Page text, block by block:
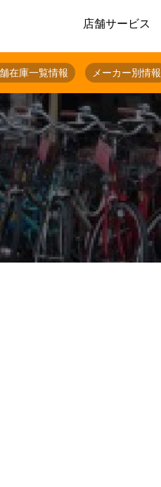
店舗サービス
在庫一覧情報 メーカー別情報